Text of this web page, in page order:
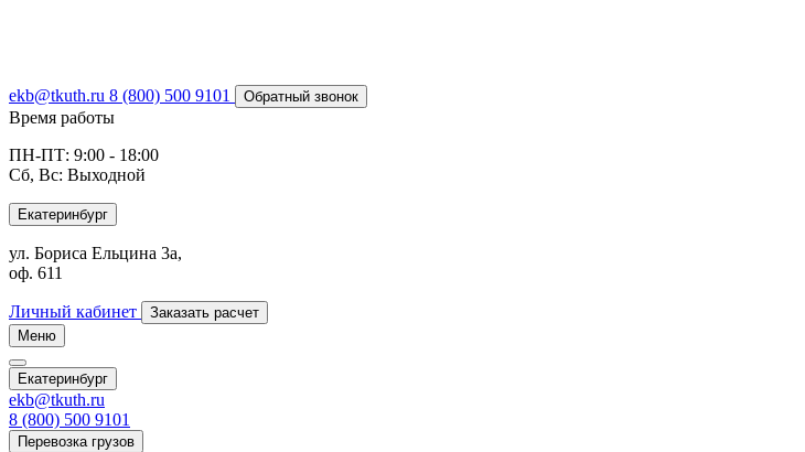
ekb@tkuth.ru 8 (800) 500 9101 Обратный звонок
Время работы
ПН-ПТ: 9:00 - 18:00
Сб, Вс: Выходной
Екатеринбург
ул. Бориса Ельцина 3а,
оф. 611
Личный кабинет
Заказать расчет
Меню
Екатеринбург
ekb@tkuth.ru
8 (800) 500 9101
Перевозка грузов